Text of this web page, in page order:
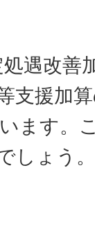
遇改善
支援加
ます。
しょう